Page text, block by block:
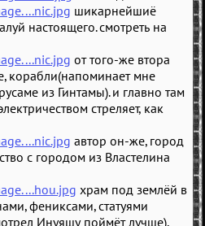
шикарнейшиё
настоящего. смотреть на
от того-же втора
корабли(напоминает мне
из Гинтамы). и главно там
стреляет, как
автор он-же, город
с городом из Властелина
храм под землёй в
фениксами, статуями
Инуяшу поймёт лучше),